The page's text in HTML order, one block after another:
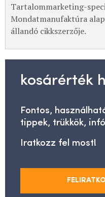
Tartalommarketing-
Mondatmanufaktúra
állandó cikkszerzője.
kosárérték
Fontos,
tippek, trükkök,
Iratkozz fel most!